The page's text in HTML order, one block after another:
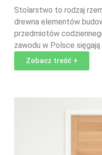
Stolarstwo to rodzaj
drewna elementów
przedmiotów
zawodu w Polsce sięgają
Zobacz treść +